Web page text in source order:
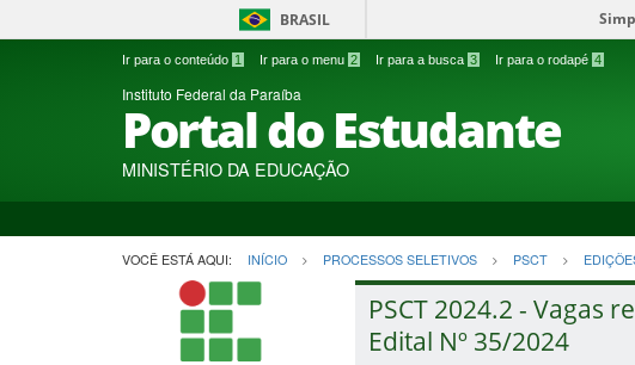
BRASIL
Ir para o conteúdo 1 Ir para o menu 2 Ir para a busca 3 Ir para o rodapé 4
Instituto Federal da Paraíba
Portal do Estudante
MINISTÉRIO DA EDUCAÇÃO
VOCÊ ESTÁ AQUI: INÍCIO PROCESSOS SELETIVOS PSCT
PSCT 2024.2 - Vagas
Edital Nº 35/2024